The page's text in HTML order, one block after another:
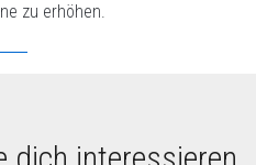
zu erhöhen.